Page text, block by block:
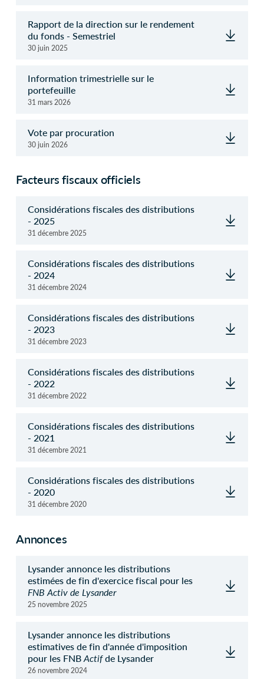
Rapport de la direction sur le rendement
du fonds - Semestriel
30 juin 2025
Information trimestrielle sur le
portefeuille
31 mars 2026
Vote par procuration
30 juin 2026
Facteurs fiscaux officiels
Considérations fiscales des distributions
- 2025
31 décembre 2025
Considérations fiscales des distributions
- 2024
31 décembre 2024
Considérations fiscales des distributions
- 2023
31 décembre 2023
Considérations fiscales des distributions
- 2022
31 décembre 2022
Considérations fiscales des distributions
- 2021
31 décembre 2021
Considérations fiscales des distributions
- 2020
31 décembre 2020
Annonces
Lysander annonce les distributions
estimées de fin d'exercice fiscal pour les
FNB Activ de Lysander
25 novembre 2025
Lysander annonce les distributions
estimatives de fin d'année d'imposition
pour les FNBActifde Lysander
26 novembre 2024